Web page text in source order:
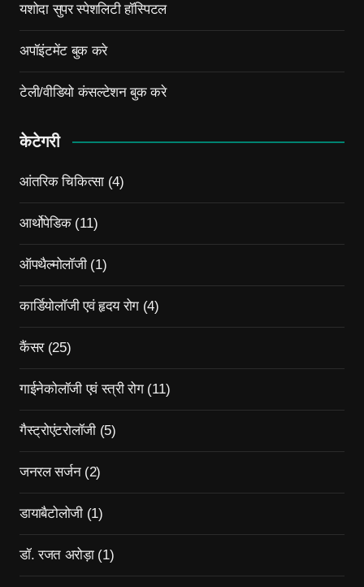
यशोदा सुपर स्पेशलिटी हॉस्पिटल
अपॉइंटमेंट बुक करे
टेली/वीडियो कंसल्टेशन बुक करे
केटेगरी
आंतरिक चिकित्सा(4)
आर्थोपेडिक(11)
ऑपथैल्मोलॉजी(1)
कार्डियोलॉजी एवं हृदय रोग(4)
कैंसर(25)
गाईनेकोलॉजी एवं स्त्री रोग(11)
गैस्ट्रोएंटरोलॉजी(5)
जनरल सर्जन(2)
डायाबैटोलोजी(1)
डॉ. रजत अरोड़ा(1)